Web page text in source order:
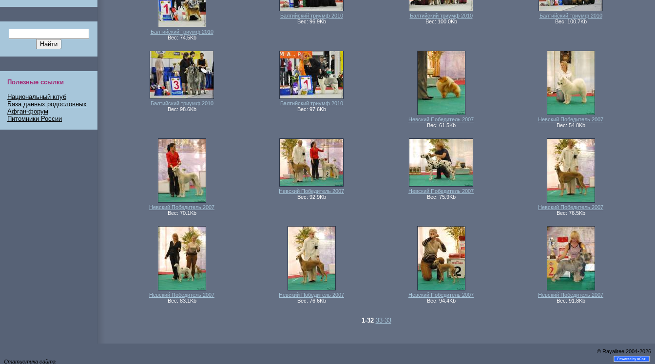
Балтийский триумф 2010
Вес: 74.5Kb
Балтийский триумф 2010
Вес: 96.9Kb
Балтийский триумф 2010
Вес: 100.0Kb
Балтийский триумф 2010
Вес: 100.7Kb
Балтийский триумф 2010
Вес: 98.6Kb
Балтийский триумф 2010
Вес: 97.6Kb
Невский Победитель 2007
Вес: 61.5Kb
Невский Победитель 2007
Вес: 54.8Kb
Невский Победитель 2007
Вес: 70.1Kb
Невский Победитель 2007
Вес: 92.9Kb
Невский Победитель 2007
Вес: 75.9Kb
Невский Победитель 2007
Вес: 76.5Kb
Невский Победитель 2007
Вес: 83.1Kb
Невский Победитель 2007
Вес: 76.6Kb
Невский Победитель 2007
Вес: 94.4Kb
Невский Победитель 2007
Вес: 91.8Kb
1-32 33-33
Полезные ссылки
Национальный клуб
База данных родословных
Афган-форум
Питомники России
© Rayalitee 2004-2026
Статистика сайта